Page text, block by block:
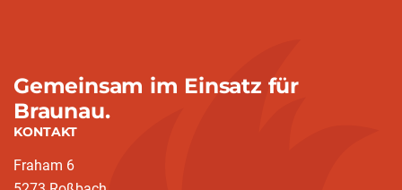
Gemeinsam im Einsatz für
Braunau.
KONTAKT
Fraham 6